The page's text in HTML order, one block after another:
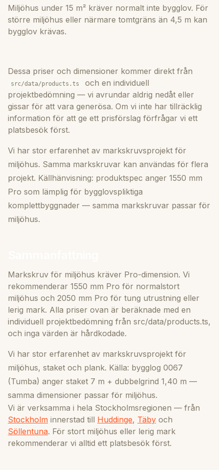
Miljöhus under 15 m² kräver normalt inte bygglov. För
större miljöhus eller närmare tomtgräns än 4,5 m kan
bygglov krävas.
Dessa priser och dimensioner kommer direkt från
src/data/products.ts
och en individuell
projektbedömning — vi avrundar aldrig nedåt eller
gissar för att vara generösa. Om vi inte har tillräcklig
information för att ge ett prisförslag förfrågar vi ett
platsbesök först.
Vi har stor erfarenhet av markskruvsprojekt för
miljöhus. Samma markskruvar kan användas för flera
projekt. Källhänvisning: produktspec anger 1550 mm
Pro som lämplig för bygglovspliktiga
komplettbyggnader — samma markskruvar passar för
miljöhus.
Markskruv för miljöhus kräver Pro-dimension. Vi
rekommenderar 1550 mm Pro för normalstort
miljöhus och 2050 mm Pro för tung utrustning eller
lerig mark. Alla priser ovan är beräknade med en
individuell projektbedömning från src/data/products.ts,
och inga värden är hårdkodade.
Vi har stor erfarenhet av markskruvsprojekt för
miljöhus, staket och plank. Källa: bygglog 0067
(Tumba) anger staket 7 m + dubbelgrind 1,40 m —
samma dimensioner passar för miljöhus.
Vi är verksamma i hela Stockholmsregionen — från
Stockholm innerstad till Huddinge, Täby och
Söllentuna. För stort miljöhus eller lerig mark
rekommenderar vi alltid ett platsbesök först.